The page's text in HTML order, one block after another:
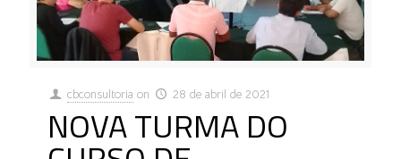
cbconsultoria on 28 de abril de 2021
NOVA TURMA DO